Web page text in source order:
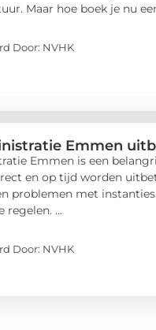
Maar hoe boek je nu
Door: NVHK
Emmen
Emmen is een
en op tijd worden
problemen met
regelen. ...
Door: NVHK